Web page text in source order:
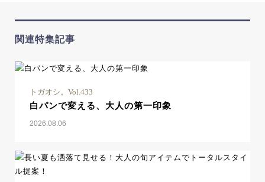
関連特集記事
トガオシ。Vol.433
白パンで変える、大人の第一印象
2026.08.06